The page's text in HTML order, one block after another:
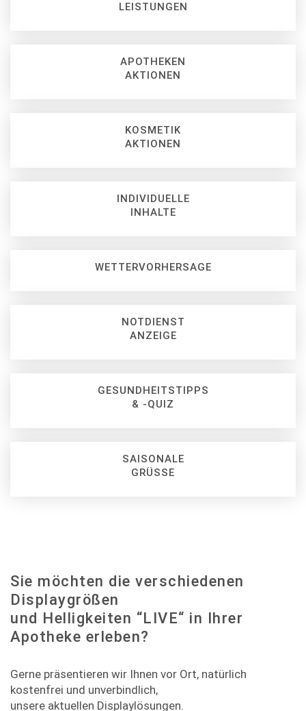
LEISTUNGEN
APOTHEKEN
AKTIONEN
KOSMETIK
AKTIONEN
INDIVIDUELLE
INHALTE
WETTERVORHERSAGE
NOTDIENST
ANZEIGE
GESUNDHEITSTIPPS
& -QUIZ
SAISONALE
GRÜSSE
Sie möchten die verschiedenen
Displaygrößen
und Helligkeiten “LIVE“ in Ihrer
Apotheke erleben?
Gerne präsentieren wir Ihnen vor Ort, natürlich
kostenfrei und unverbindlich,
unsere aktuellen Displaylösungen.